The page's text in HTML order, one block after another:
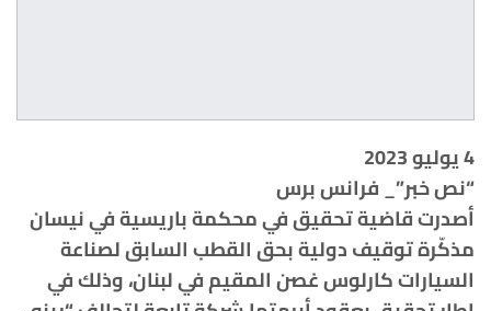
4 يوليو 2023
“نص خبر”_ فرانس برس
أصدرت قاضية تحقيق في محكمة باريسية في نيسان
مذكّرة توقيف دولية بحق القطب السابق لصناعة
السيارات كارلوس غصن المقيم في لبنان، وذلك في